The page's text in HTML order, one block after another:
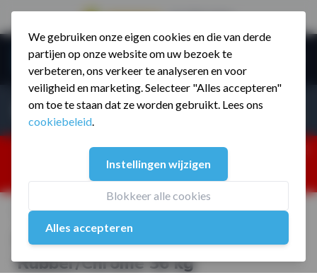
We gebruiken onze eigen cookies en die van derde
partijen op onze website om uw bezoek te
verbeteren, ons verkeer te analyseren en voor
veiligheid en marketing. Selecteer "Alles accepteren"
om toe te staan dat ze worden gebruikt. Lees ons
cookiebeleid.
Instellingen wijzigen
Blokkeer alle cookies
Alles accepteren
Ga naar de inhoud
Menu
Producten zoeken...
25% korting ivm vakantiesluiting. Gebruik code:
ZOMERMP. muv vloeren, fitnesstoestellen, boksartikelen,
zakelijk en dealer inlog. Verzending vanaf 19 aug.
Home / MP1304 Kettlebell Rubber/Chrome 36 kg
MP1304 Kettlebell
Rubber/Chrome 36 kg